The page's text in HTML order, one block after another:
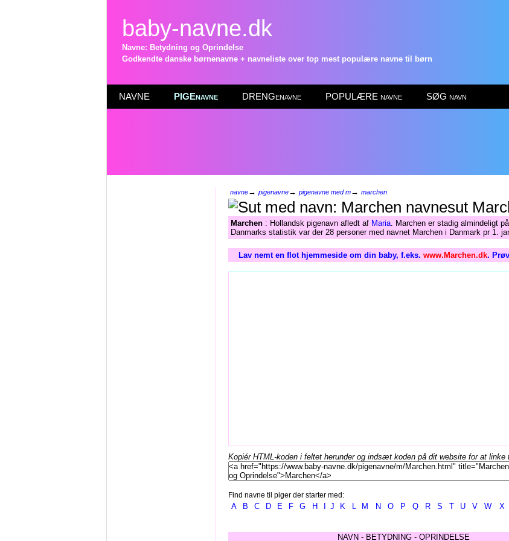
baby-navne.dk
Navne: Betydning og Oprindelse
Godkendte danske børnenavne + navneliste over top mest populære navne til børn
NAVNE PIGEnavne DRENGenavne POPULÆRE navne SØG navn
navne→ pigenavne→ pigenavne med m→ marchen
Marchen : Hollandsk pigenavn afledt af Maria. Marchen er stadig almindeligt
Danmarks statistik var der 28 personer med navnet Marchen i Danmark pr 1.
Lav nemt en flot hjemmeside om din baby, f.eks. www.Marchen.dk.
Kopiér HTML-koden i feltet herunder og indsæt koden på dit website for at linke
Find navne til piger der starter med:
A B C D E F G H J K L M N O P Q R S T U V W X
NAVN - BETYDNING - OPRINDELSE